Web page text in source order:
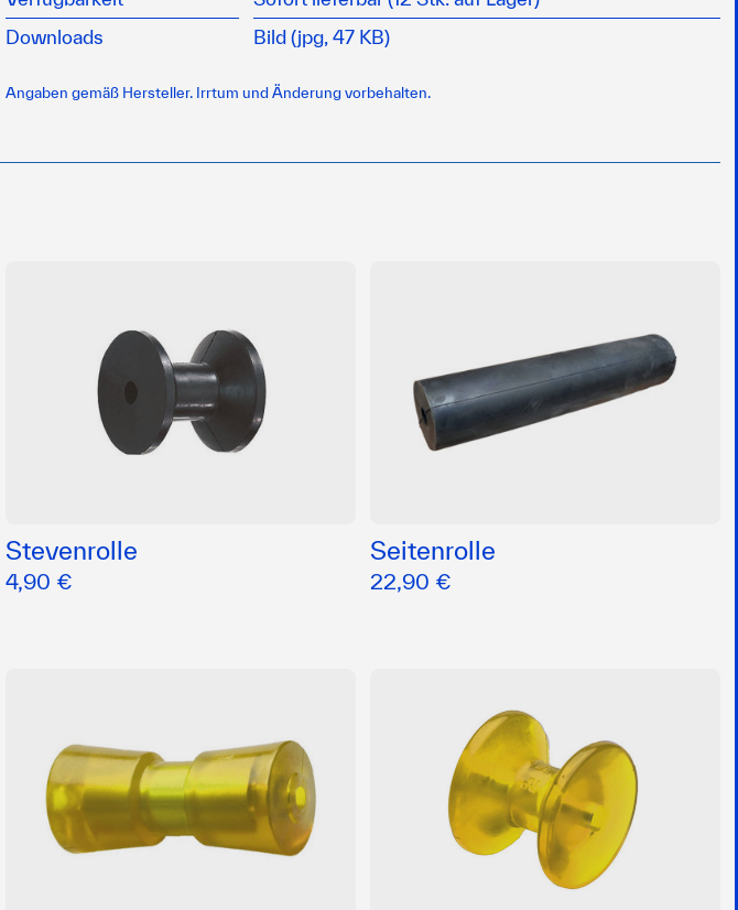
Downloads
Bild (jpg, 47 KB)
Angaben gemäß Hersteller. Irrtum und Änderung vorbehalten.
Stevenrolle
4,90 €
Seitenrolle
22,90 €